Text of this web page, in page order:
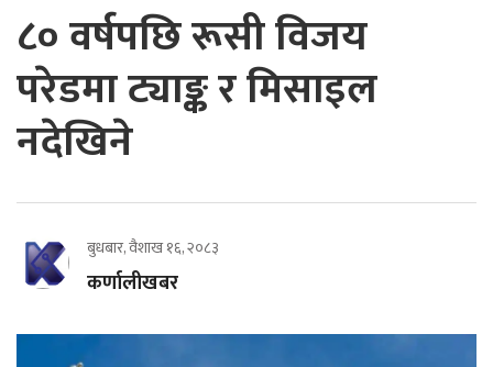
८० वर्षपछि रूसी विजय
परेडमा ट्याङ्क र मिसाइल
नदेखिने
बुधबार, वैशाख १६, २०८३
कर्णालीखबर